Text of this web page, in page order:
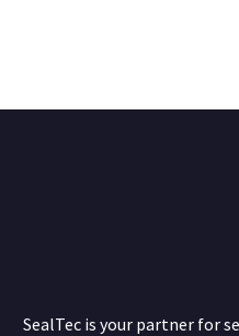
SealTec is your partner for